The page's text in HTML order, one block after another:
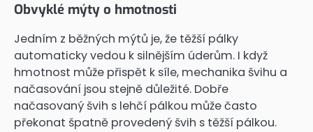
Obvyklé mýty o hmotnosti
Jedním z běžných mýtů je, že těžší pálky
automaticky vedou k silnějším úderům. I když
hmotnost může přispět k síle, mechanika švihu a
načasování jsou stejně důležité. Dobře
načasovaný švih s lehčí pálkou může často
překonat špatně provedený švih s těžší pálkou.